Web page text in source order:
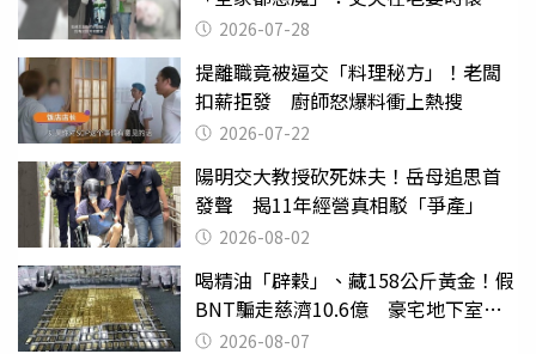
摔東西
2026-07-28
提離職竟被逼交「料理秘方」！老闆
扣薪拒發 廚師怒爆料衝上熱搜
2026-07-22
陽明交大教授砍死妹夫！岳母追思首
發聲 揭11年經營真相駁「爭產」
2026-08-02
喝精油「辟穀」、藏158公斤黃金！假
BNT騙走慈濟10.6億 豪宅地下室竟
挖出乾鮑金庫
2026-08-07